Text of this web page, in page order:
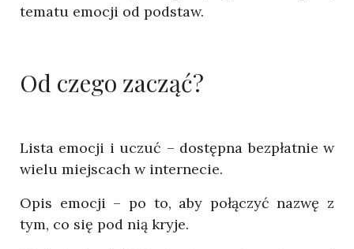
tematu emocji od podstaw.
Od czego zacząć?
Lista emocji i uczuć – dostępna bezpłatnie w
wielu miejscach w internecie.
Opis emocji – po to, aby połączyć nazwę z
tym, co się pod nią kryje.